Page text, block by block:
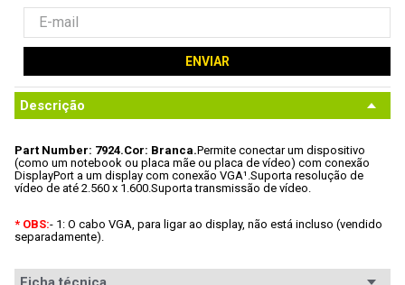
ENVIAR
Descrição
Part Number: 7924.Cor: Branca.Permite conectar um dispositivo
(como um notebook ou placa mãe ou placa de vídeo) com conexão
DisplayPort a um display com conexão VGA¹.Suporta resolução de
vídeo de até 2.560 x 1.600.Suporta transmissão de vídeo.
* OBS:- 1: O cabo VGA, para ligar ao display, não está incluso (vendido
separadamente).